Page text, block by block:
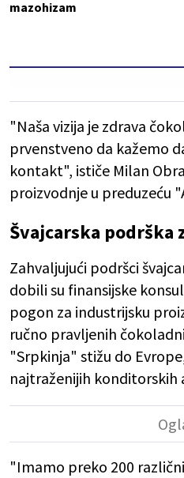
mazohizam
"Naša vizija je zdrava
prvenstveno da kažemo
kontakt", ističe Milan
proizvodnje u preduzeću
Švajcarska podrška
Zahvaljujući podršci
dobili su finansijske
pogon za industrijsku
ručno pravljenih
"Srpkinja" stižu do
najtraženijih konditorskih
"Imamo preko 200